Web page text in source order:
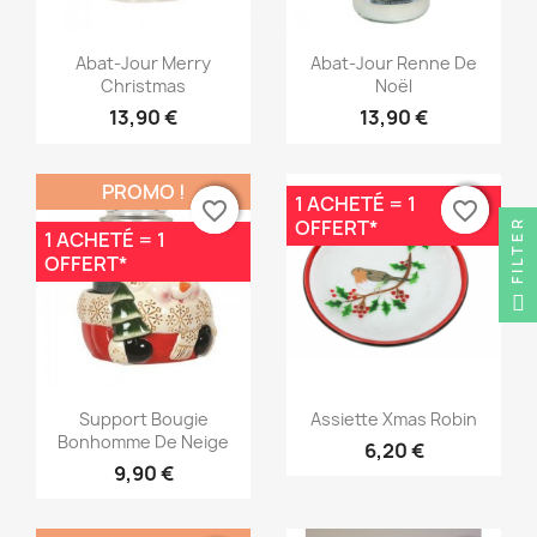
Aperçu rapide
Abat-Jour Merry
Christmas
13,90 €
Aperçu rapide
Abat-Jour Renne De
Noël
13,90 €
Aperçu rapide
Support Bougie
Bonhomme De Neige
9,90 €
PROMO !
1 ACHETÉ = 1
OFFERT*
favorite_border
favorite_border
Aperçu rapide
Assiette Xmas Robin
6,20 €
1 ACHETÉ = 1
OFFERT*
favorite_border
favorite_border
FILTER